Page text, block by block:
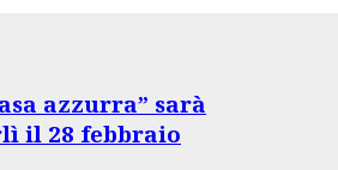
azzurra” sarà
il 28 febbraio